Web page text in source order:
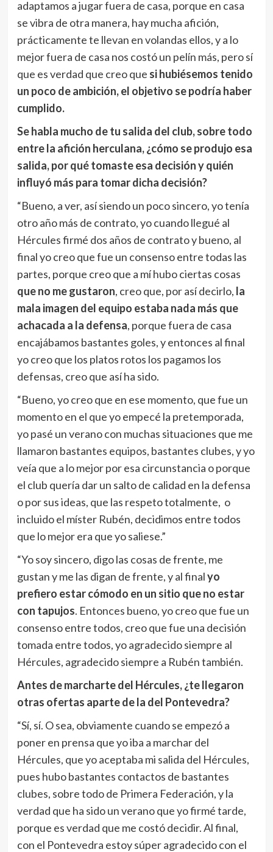
adaptamos a jugar fuera de casa, porque en casa
se vibra de otra manera, hay mucha afición,
prácticamente te llevan en volandas ellos, y a lo
mejor fuera de casa nos costó un pelín más, pero sí
que es verdad que creo que si hubiésemos tenido
un poco de ambición, el objetivo se podría haber
cumplido.
Se habla mucho de tu salida del club, sobre todo
entre la afición herculana, ¿cómo se produjo esa
salida, por qué tomaste esa decisión y quién
influyó más para tomar dicha decisión?
“Bueno, a ver, así siendo un poco sincero, yo tenía
otro año más de contrato, yo cuando llegué al
Hércules firmé dos años de contrato y bueno, al
final yo creo que fue un consenso entre todas las
partes, porque creo que a mí hubo ciertas cosas
que no me gustaron, creo que, por así decirlo, la
mala imagen del equipo estaba nada más que
achacada a la defensa, porque fuera de casa
encajábamos bastantes goles, y entonces al final
yo creo que los platos rotos los pagamos los
defensas, creo que así ha sido.
“Bueno, yo creo que en ese momento, que fue un
momento en el que yo empecé la pretemporada,
yo pasé un verano con muchas situaciones que me
llamaron bastantes equipos, bastantes clubes, y yo
veía que a lo mejor por esa circunstancia o porque
el club quería dar un salto de calidad en la defensa
o por sus ideas, que las respeto totalmente, o
incluido el míster Rubén, decidimos entre todos
que lo mejor era que yo saliese.”
“Yo soy sincero, digo las cosas de frente, me
gustan y me las digan de frente, y al finalyo
prefiero estar cómodo en un sitio que no estar
con tapujos. Entonces bueno, yo creo que fue un
consenso entre todos, creo que fue una decisión
tomada entre todos, yo agradecido siempre al
Hércules, agradecido siempre a Rubén también.
Antes de marcharte del Hércules, ¿te llegaron
otras ofertas aparte de la del Pontevedra?
“Sí, sí. O sea, obviamente cuando se empezó a
poner en prensa que yo iba a marchar del
Hércules, que yo aceptaba mi salida del Hércules,
pues hubo bastantes contactos de bastantes
clubes, sobre todo de Primera Federación, y la
verdad que ha sido un verano que yo firmé tarde,
porque es verdad que me costó decidir. Al final,
con el Pontevedra estoy súper agradecido con el